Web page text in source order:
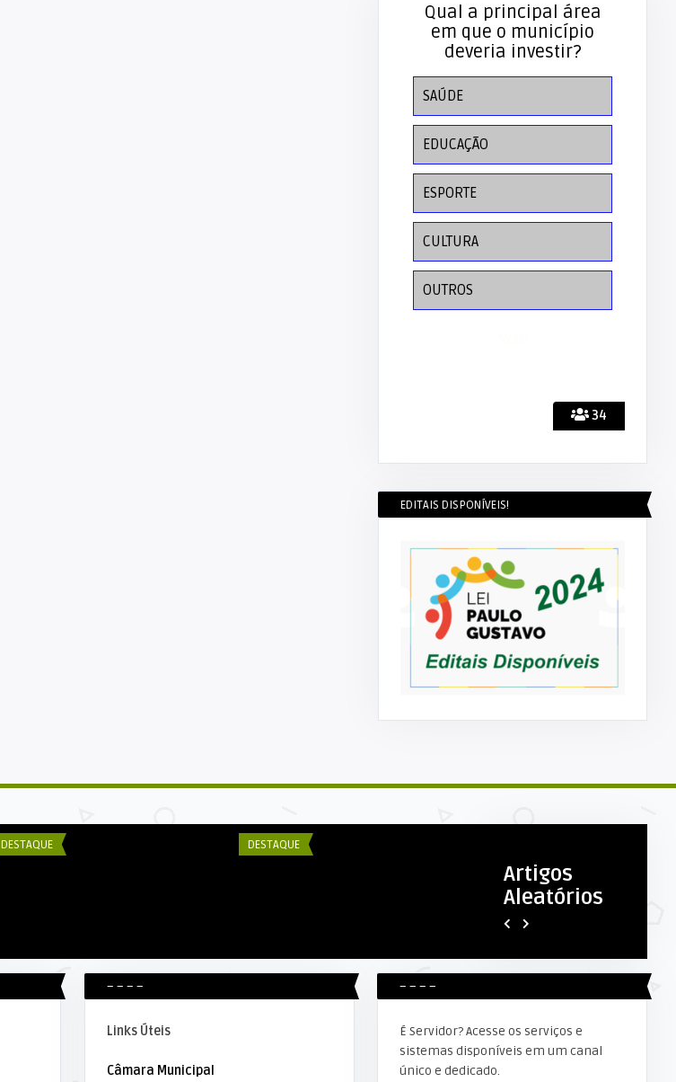
34
Qual a principal área
em que o município
deveria investir?
SAÚDE
EDUCAÇÃO
ESPORTE
CULTURA
OUTROS
EDITAIS DISPONÍVEIS!
Artigos
Aleatórios
DESTAQUE
Prefeito Carlos Borges acompanha
DESTAQUE
Setembro Amarelo: CAPS de Alta
SEMTRAS – PROGRAMA
– – – –
Links Úteis
Câmara Municipal
– – – –
É Servidor? Acesse os serviços e
sistemas disponíveis em um canal
único e dedicado.